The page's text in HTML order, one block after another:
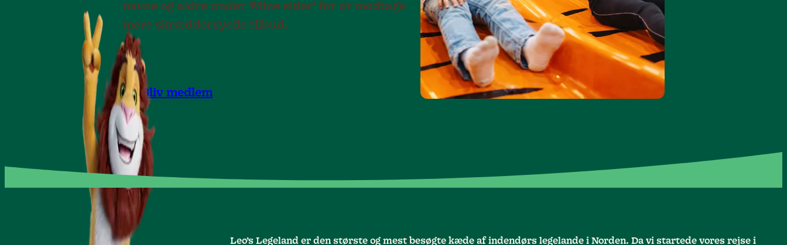
navne og aldre under ‘Mine sider’ for at modtage
mere skræddersyede tilbud.
Bliv medlem
Leo’s Legeland er den største og mest besøgte kæde af indendørs legelande i Norden. Da vi startede vores rejse i